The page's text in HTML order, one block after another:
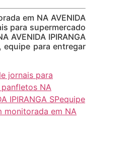
em NA AVENIDA
para supermercado
AVENIDA IPIRANGA
equipe para entregar
jornais para
NA
IPIRANGA SPequipe
monitorada em NA